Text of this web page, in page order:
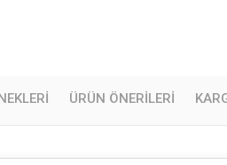
ÜRÜN ÖNERILERI